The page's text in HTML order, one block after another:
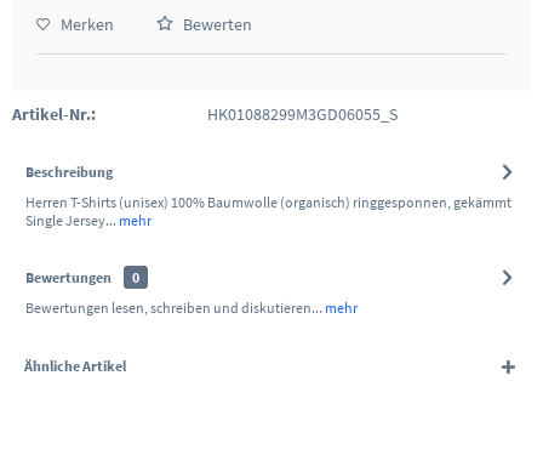
Merken Bewerten
Artikel-Nr.: HK01088299M3GD06055_S
Beschreibung
Herren T-Shirts (unisex) 100% Baumwolle (organisch) ringgesponnen, gekämmt
Single Jersey... mehr
Bewertungen
0
Bewertungen lesen, schreiben und diskutieren... mehr
Ähnliche Artikel